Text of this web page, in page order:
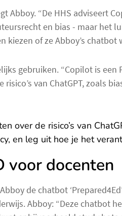
Abboy. “De HHS adviseert
en bias - maar het
of ze Abboy’s
gebruiken. “Copilot is een
van ChatGPT, zoals
over de risico’s van
en leg uit hoe je het
voor docenten
de chatbot
Abboy: “Deze chatbot